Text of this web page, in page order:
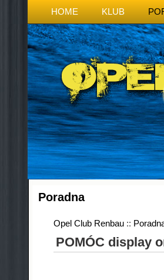
HOME KLUB
Poradna
Opel Club Renbau::
POMÓC display